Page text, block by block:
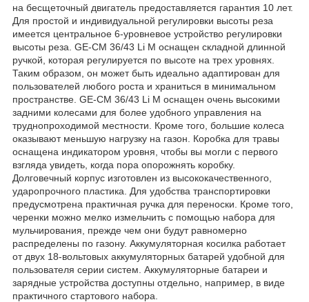
на бесщеточный двигатель предоставляется гарантия 10 лет.
Для простой и индивидуальной регулировки высоты реза
имеется центральное 6-уровневое устройство регулировки
высоты реза. GE-CM 36/43 Li M оснащен складной длинной
ручкой, которая регулируется по высоте на трех уровнях.
Таким образом, он может быть идеально адаптирован для
пользователей любого роста и храниться в минимальном
пространстве. GE-CM 36/43 Li M оснащен очень высокими
задними колесами для более удобного управления на
труднопроходимой местности. Кроме того, большие колеса
оказывают меньшую нагрузку на газон. Коробка для травы
оснащена индикатором уровня, чтобы вы могли с первого
взгляда увидеть, когда пора опорожнять коробку.
Долговечный корпус изготовлен из высококачественного,
ударопрочного пластика. Для удобства транспортировки
предусмотрена практичная ручка для переноски. Кроме того,
черенки можно мелко измельчить с помощью набора для
мульчирования, прежде чем они будут равномерно
распределены по газону. Аккумуляторная косилка работает
от двух 18-вольтовых аккумуляторных батарей удобной для
пользователя серии систем. Аккумуляторные батареи и
зарядные устройства доступны отдельно, например, в виде
практичного стартового набора.